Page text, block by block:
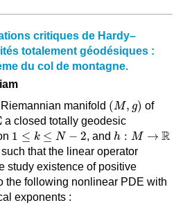
critiques de Hardy–
totalement géodésiques :
du col de montagne.
manifold (M, g)
( M,
of
a closed totally geodesic
1 ≤ k ≤ N − 2
1 k ≤N − 2 , and h : M → R
h M→
that the linear operator
study existence of positive
the following nonlinear PDE with
exponents :